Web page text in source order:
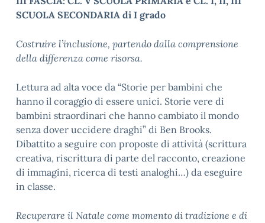
SCUOLA SECONDARIA di I grado
Costruire l’inclusione, partendo dalla comprensione
della differenza come risorsa.
Lettura ad alta voce da “Storie per bambini che
hanno il coraggio di essere unici. Storie vere di
bambini straordinari che hanno cambiato il mondo
senza dover uccidere draghi” di Ben Brooks.
Dibattito a seguire con proposte di attività (scrittura
creativa, riscrittura di parte del racconto, creazione
di immagini, ricerca di testi analoghi…) da eseguire
in classe.
Recuperare il Natale come momento di tradizione e di